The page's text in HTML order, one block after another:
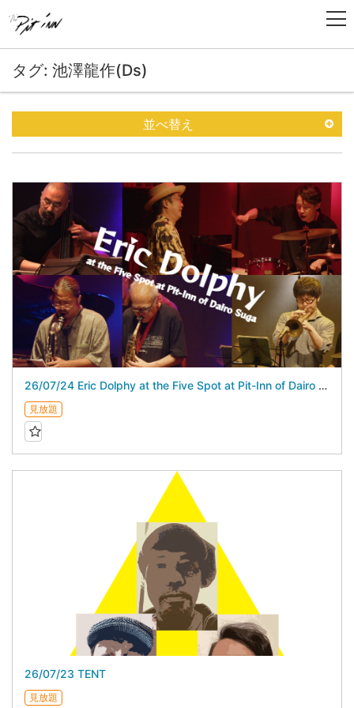
タグ: 池澤龍作(Ds)
並べ替え
26/07/24 Eric Dolphy at the Five Spot at Pit-Inn of Dairo Suga スガダイロー 5DAYS
見放題
26/07/23 TENT
見放題